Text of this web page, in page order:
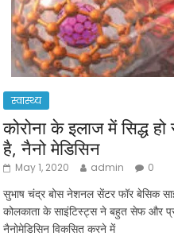
स्वास्थ्य
कोरोना के इलाज में सिद्ध
है, नैनो मेडिसिन
May 1, 2020 admin 0
सुभाष चंद्र बोस नेशनल सेंटर फॉर बेसिक
कोलकाता के साइंटिस्ट्स ने बहुत सेफ और
नैनोमेडिसिन विकसित करने में